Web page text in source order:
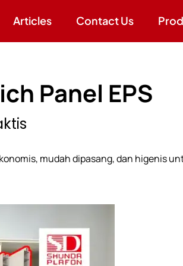
Articles Contact Us
Panel EPS
mudah dipasang, dan higenis